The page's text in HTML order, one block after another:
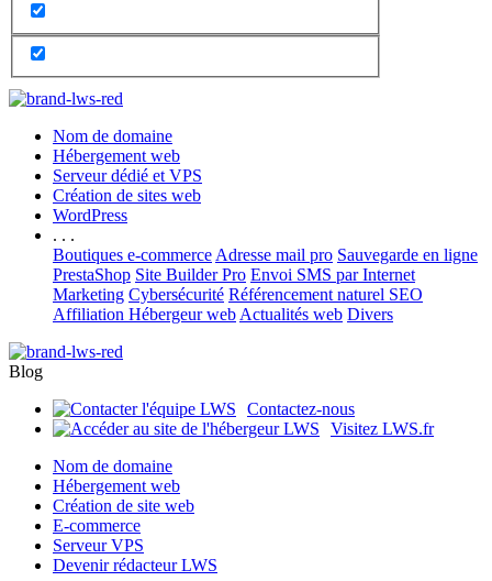
Nom de domaine
Hébergement web
Serveur dédié et VPS
Création de sites web
WordPress
. . .
Boutiques e-commerce Adresse mail pro Sauvegarde en ligne
PrestaShop Site Builder Pro Envoi SMS par Internet
Marketing Cybersécurité Référencement naturel SEO
Affiliation Hébergeur web Actualités web Divers
Blog
Contactez-nous
Visitez LWS.fr
Nom de domaine
Hébergement web
Création de site web
E-commerce
Serveur VPS
Devenir rédacteur LWS